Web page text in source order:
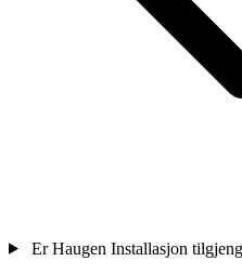
Er Haugen Installasjon